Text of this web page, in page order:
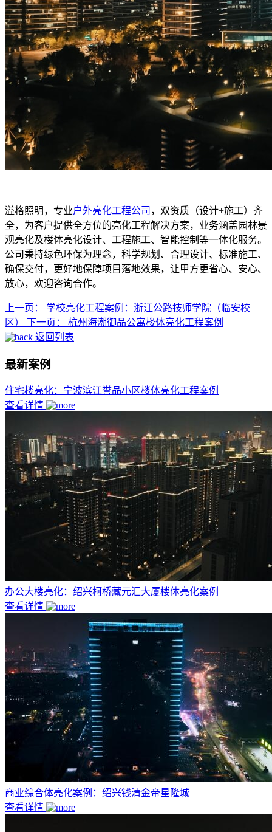
溢格照明，专业户外亮化工程公司 ，双资质（设计+施工）齐
全，为客户提供全方位的亮化工程解决方案，业务涵盖园林景
观亮化及楼体亮化设计、工程施工、智能控制等一体化服务。
公司秉持绿色环保为理念，科学规划、合理设计、标准施工、
确保交付，更好地保障项目落地效果，让甲方更省心、安心、
放心，欢迎咨询合作。
上一页：
学校亮化工程案例：浙江公路技师学院（临安校
区）
下一页：
杭州海潮御品公寓楼体亮化工程案例
返回列表
最新案例
住宅楼亮化：宁波滨江誉品小区楼体亮化工程案例
查看详情
办公大楼亮化：绍兴柯桥藏元汇大厦楼体亮化案例
查看详情
商业综合体亮化案例：绍兴钱清金帝星隆城
查看详情